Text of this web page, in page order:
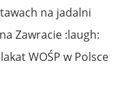
na jadalni
Zawracie :laugh:
WOŚP w Polsce